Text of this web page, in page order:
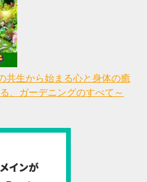
共生から始まる心と身体の癒
、ガーデニングのすべて～